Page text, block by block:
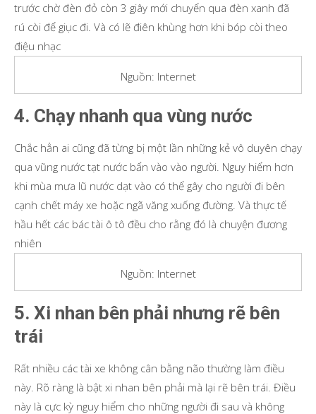
trước chờ đèn đỏ còn 3 giây mới chuyển qua đèn xanh đã
rú còi để giục đi. Và có lẽ điên khùng hơn khi bóp còi theo
điệu nhạc
Nguồn: Internet
4. Chạy nhanh qua vùng nước
Chắc hẳn ai cũng đã từng bị một lần những kẻ vô duyên chạy
qua vũng nước tạt nước bẩn vào vào người. Nguy hiểm hơn
khi mùa mưa lũ nước dạt vào có thể gây cho người đi bên
cạnh chết máy xe hoặc ngã văng xuống đường. Và thực tế
hầu hết các bác tài ô tô đều cho rằng đó là chuyện đương
nhiên
Nguồn: Internet
5. Xi nhan bên phải nhưng rẽ bên
trái
Rất nhiều các tài xe không cân bằng não thường làm điều
này. Rõ ràng là bật xi nhan bên phải mà lại rẽ bên trái. Điều
này là cực kỳ nguy hiểm cho những người đi sau và không